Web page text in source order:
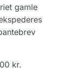
gamle
kr.